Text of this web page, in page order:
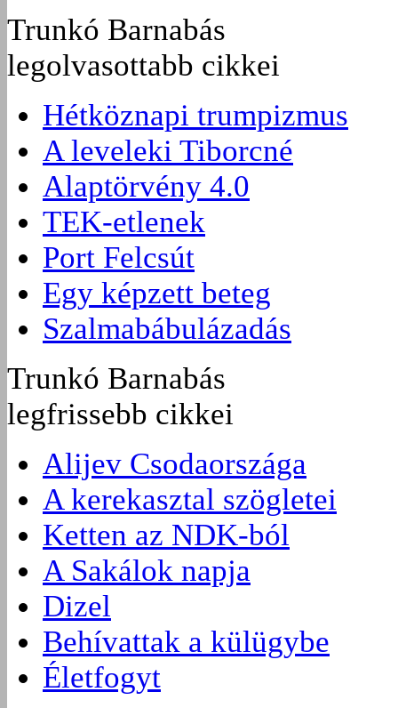
Trunkó Barnabás
legolvasottabb cikkei
Hétköznapi trumpizmus
A leveleki Tiborcné
Alaptörvény 4.0
TEK-etlenek
Port Felcsút
Egy képzett beteg
Szalmabábulázadás
Trunkó Barnabás
legfrissebb cikkei
Alijev Csodaországa
A kerekasztal szögletei
Ketten az NDK-ból
A Sakálok napja
Dizel
Behívattak a külügybe
Életfogyt